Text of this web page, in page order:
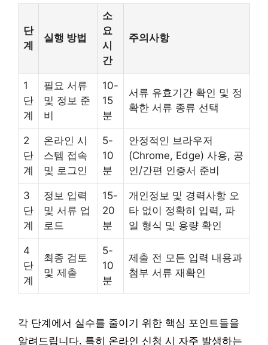
단
계
실행 방법
소
요
시
간
주의사항
1
단
계
필요 서류
및 정보 준
비
10-
15
분
서류 유효기간 확인 및 정
확한 서류 종류 선택
2
단
계
온라인 시
스템 접속
및 로그인
5-
10
분
안정적인 브라우저
(Chrome, Edge) 사용, 공
인/간편 인증서 준비
3
단
계
정보 입력
및 서류 업
로드
15-
20
분
개인정보 및 경력사항 오
타 없이 정확히 입력, 파
일 형식 및 용량 확인
4
단
계
최종 검토
및 제출
5-
10
분
제출 전 모든 입력 내용과
첨부 서류 재확인
각 단계에서 실수를 줄이기 위한 핵심 포인트들을
알려드립니다. 특히 온라인 신청 시 자주 발생하는